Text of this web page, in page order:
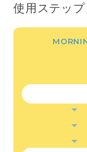
使用ステップ